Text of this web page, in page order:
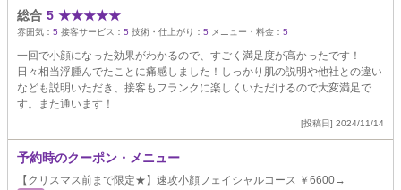
総合 5 ★★★★★
雰囲気： 5 接客サービス： 5 技術・仕上がり： 5 メニュー・料金： 5
一回で小顔になった効果がわかるので、すごく満足度が高かったです！
日々相当浮腫んでたことに痛感しました！しっかり肌の説明や他社との違い
なども説明いただき、接客もフランクに楽しくいただけるので大変満足で
す。また通います！
[投稿日] 2024/11/14
予約時のクーポン・メニュー
【クリスマス前まで限定★】速攻小顔フェイシャルコース ￥6600→